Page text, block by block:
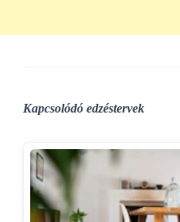
Kapcsolódó edzéstervek